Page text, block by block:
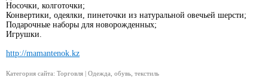
Носочки, колготочки;
Конвертики, одеялки, пинеточки из натуральной овечьей шерсти;
Подарочные наборы для новорожденных;
Игрушки.
http://mamantenok.kz
Категория сайта: Торговля | Одежда, обувь, текстиль